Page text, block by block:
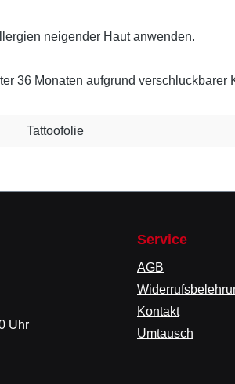
neigender Haut anwenden.
36 Monaten aufgrund verschluckbarer
Tattoofolie
Uhr
Service
AGB
Kontakt
Umtausch